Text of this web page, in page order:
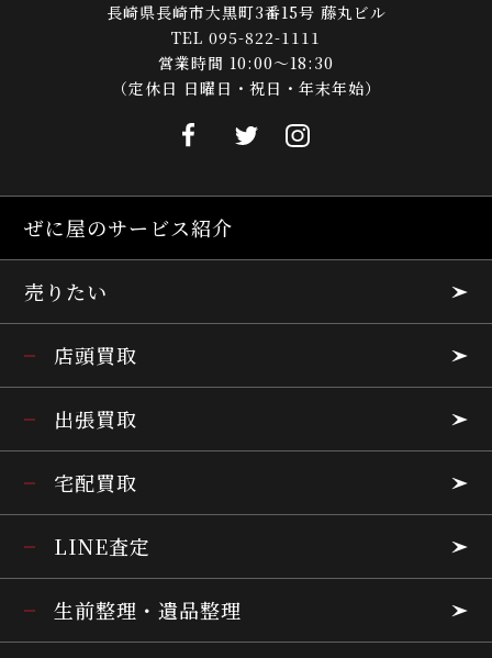
長崎県長崎市大黒町3番15号 藤丸ビル
TEL 095-822-1111
営業時間 10:00～18:30
（定休日 日曜日・祝日・年末年始）
ぜに屋のサービス紹介
売りたい
店頭買取
出張買取
宅配買取
LINE査定
生前整理・遺品整理